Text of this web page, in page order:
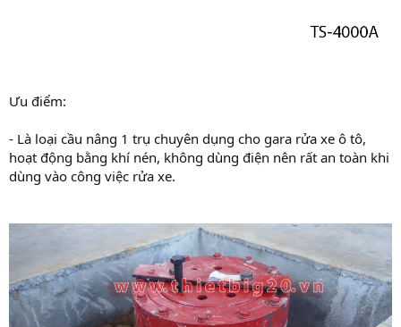
Ưu điểm:
- Là loại cầu nâng 1 trụ chuyên dụng cho gara rửa xe ô tô,
hoạt động bằng khí nén, không dùng điện nên rất an toàn khi
dùng vào công việc rửa xe.